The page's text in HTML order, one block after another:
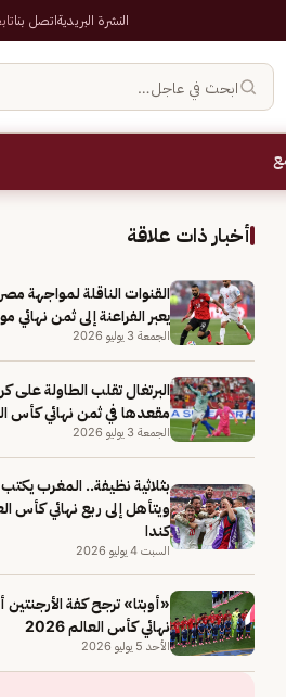
النشرة البريديةاتصل بنا
ابحث في عاجل…
أخبار ذات علاقة
القنوات الناقلة لمواجهة
يعبر الفراعنة إلى ثمن نهائي
الجمعة 3 يوليو 2026
البرتغال تقلب الطاولة على
مقعدها في ثمن نهائي كأس
الجمعة 3 يوليو 2026
بثلاثية نظيفة.. المغرب يكتب
ويتأهل إلى ربع نهائي كأس
كندا
السبت 4 يوليو 2026
«أوبتا» ترجح كفة
نهائي كأس العالم 2026
الأحد 5 يوليو 2026